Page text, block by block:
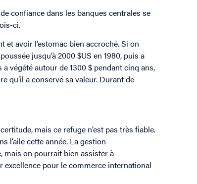
confiance dans les banques centrales se
ci.
et avoir l’estomac bien accroché. Si on
jusqu’à 2000 $US en 1980, puis a
végété autour de 1300 $ pendant cinq ans,
qu’il a conservé sa valeur. Durant de
mais ce refuge n’est pas très fiable.
l’aile cette année. La gestion
mais on pourrait bien assister à
excellence pour le commerce international